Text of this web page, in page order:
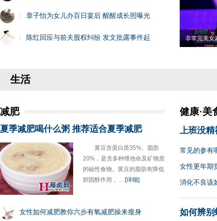
| 章子怡为女儿办百日宴后 醒醒成长照曝光
| 陈红回应与前夫股权纠纷 发文批露事件起 非常完美女
生活
减肥
夏季减肥喝什么粥 推荐适合夏季减肥
黄豆含蛋白质35%、脂肪
20%，是含多种维他命及矿物质
的硷性食物。黄豆的脂肪有降低
胆固醇作用， …[详细]
女性如何减肥教你六步有氧减肥操来瘦身
健康·美
上班没精
常见的参有
女性更年期
消化不良该
如何辨别